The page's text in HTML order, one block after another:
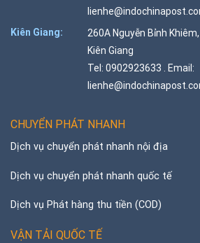
Kiên Giang:
260A Nguyễn Bỉnh
Kiên Giang
Tel: 0902923633 . Email:
CHUYỂN PHÁT NHANH
Dịch vụ chuyển phát nhanh nội địa
Dịch vụ chuyển phát nhanh quốc tế
Dịch vụ Phát hàng thu tiền (COD)
VẬN TẢI QUỐC TẾ